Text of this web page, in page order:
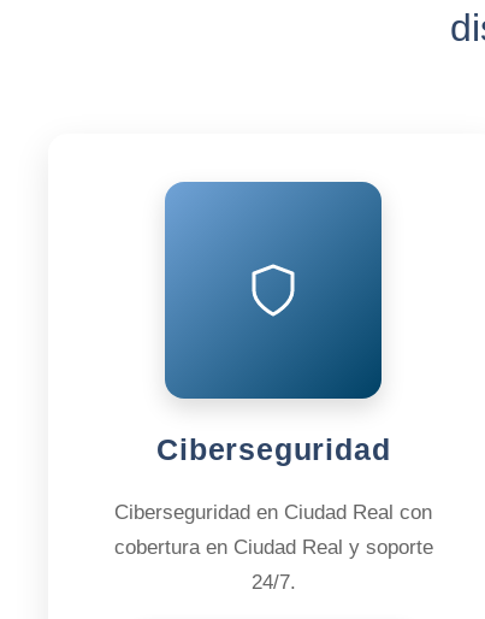
Ciberseguridad
Ciberseguridad en Ciudad Real con
cobertura en Ciudad Real y soporte
24/7.